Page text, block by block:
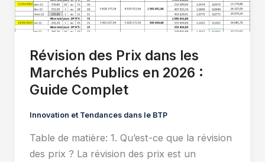
Révision des Prix dans les
Marchés Publics en 2026 :
Guide Complet
Innovation et Tendances dans le BTP
Table de matière: 1. Qu’est-ce que la révision
des prix ? La révision des prix est un